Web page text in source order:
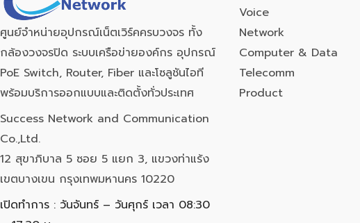
ศูนย์จำหน่ายอุปกรณ์เน็ตเวิร์คครบวงจร ทั้ง
กล้องวงจรปิด ระบบเครือข่ายองค์กร อุปกรณ์
PoE Switch, Router, Fiber และโซลูชันไอที
พร้อมบริการออกแบบและติดตั้งทั่วประเทศ
Success Network and Communication
Co.,Ltd.
12 สุขาภิบาล 5 ซอย 5 แยก 3, แขวงท่าแร้ง
เขตบางเขน กรุงเทพมหานคร 10220
เปิดทำการ : วันจันทร์ – วันศุกร์ เวลา 08:30
Voice
Network
Computer & Data
Telecomm
Product